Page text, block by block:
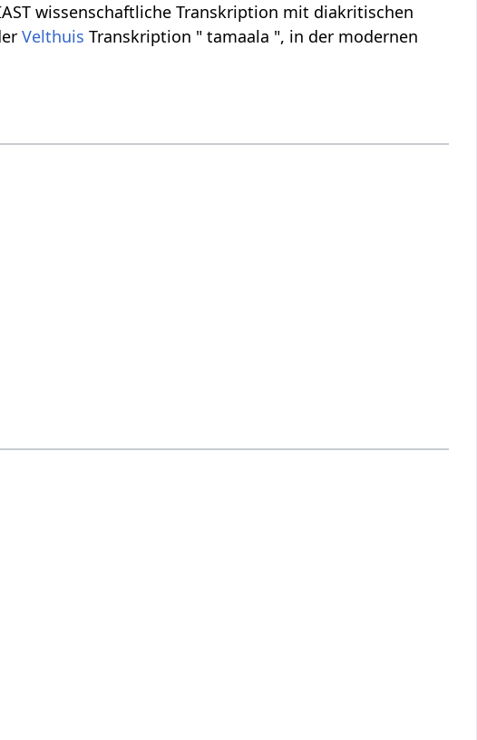
wissenschaftliche Transkription mit diakritischen
Velthuis Transkription " tamaala ", in der modernen